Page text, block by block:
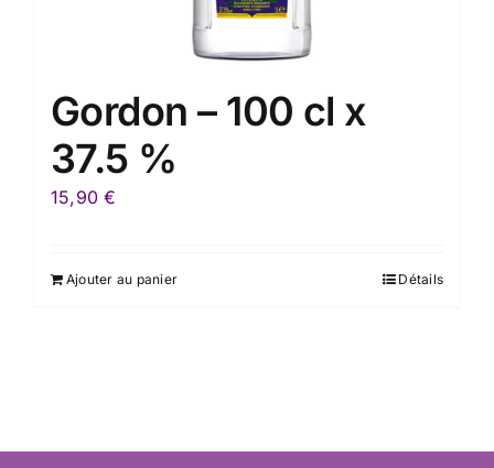
Gordon – 100 cl x
37.5 %
15,90€
Ajouter au panier Détails